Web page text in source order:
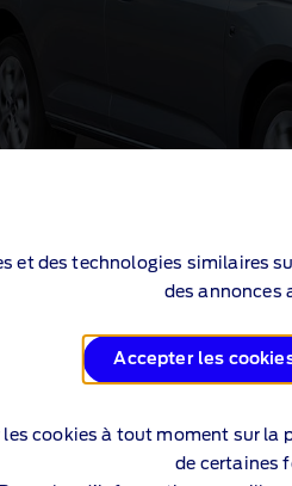
et des technologies similaires
des annonces
Accepter les
cookies à tout moment sur la
de certaines
de